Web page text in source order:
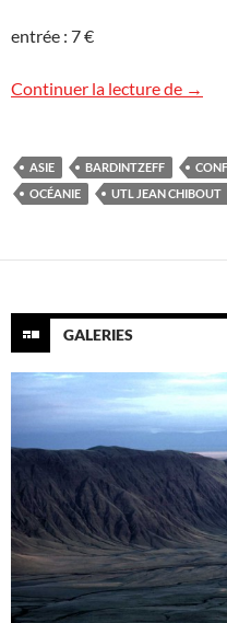
entrée : 7 €
Continuer la lecture de →
ASIE BARDINTZEFF
OCÉANIE
UTL JEAN CHIBOUT
GALERIES